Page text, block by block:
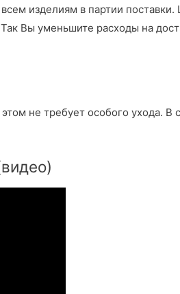
изделиям в партии поставки.
Вы уменьшите расходы на
не требует особого ухода. В